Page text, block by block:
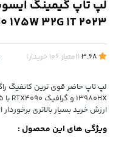
175W 32G 1T 2023
(امتیاز 106 خریدار)
ارزش خرید بسیار بالاتری
ویژگی های این محصول :